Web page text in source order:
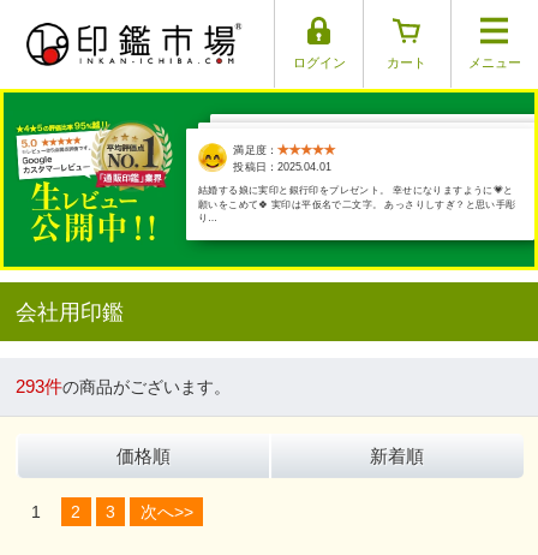
ログイン カート メニュー
満足度：
投稿日：2025.03.26
満足度：
投稿日：2025.04.01
結婚する娘に実印と銀行印をプレゼント。 幸せになりますように💗と
願いをこめて🍀 実印は平仮名で二文字。 あっさりしすぎ？と思い手彫
り…
満足度：
投稿日：2025.03.17
対応などとても良くて安心いたしました。ありがとうございます。
満足度：
投稿日：2025.03.30
満足度：
投稿日：2025.03.29
会社用印鑑
293件の商品がございます。
価格順 新着順
1 2 3 次へ>>